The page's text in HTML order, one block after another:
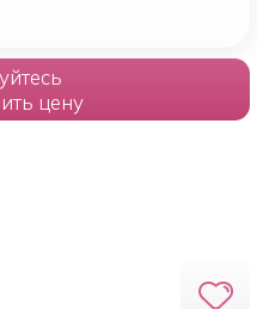
цену